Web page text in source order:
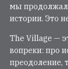
мы
истории. Это
The Village —
вопреки: про
преодоление,